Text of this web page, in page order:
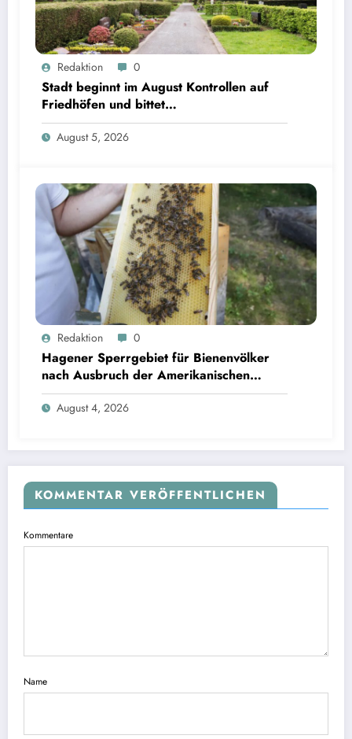
Redaktion 0
Stadt beginnt im August Kontrollen auf
Friedhöfen und bittet
Grabverantwortliche um Pflegeeinsatz
August 5, 2026
Redaktion 0
Hagener Sperrgebiet für Bienenvölker
nach Ausbruch der Amerikanischen
Faulbrut aufgehoben
August 4, 2026
KOMMENTAR VERÖFFENTLICHEN
Kommentare
Name